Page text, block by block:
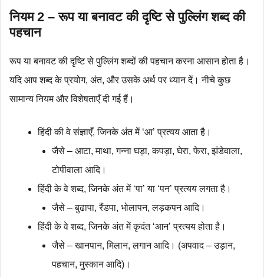
नियम 2 – रूप या बनावट की दृष्टि से पुल्लिंग शब्द की
पहचान
रूप या बनावट की दृष्टि से पुल्लिंग शब्दों की पहचान करना आसान होता है।
यदि आप शब्द के प्रयोग, अंत, और उसके अर्थ पर ध्यान दें। नीचे कुछ
सामान्य नियम और विशेषताएँ दी गई हैं।
हिंदी की वे संज्ञाएँ, जिनके अंत में ‘आ’ प्रत्यय आता है।
जैसे – आटा, माथा, गन्ना घड़ा, कपड़ा, घेरा, फेरा, झंडेवाला,
टोपीवाला आदि।
हिंदी के वे शब्द, जिनके अंत में ‘पा’ या ‘पन’ प्रत्यय लगता है।
जैसे – बुढापा, रैंडपा, भोलापन, लड़कपन आदि।
हिंदी के वे शब्द, जिनके अंत में कृदंत ‘आन’ प्रत्यय होता है।
जैसे – खानपान, मिलान, लगान आदि। (अपवाद – उड़ान,
पहचान, मुस्कान आदि)।